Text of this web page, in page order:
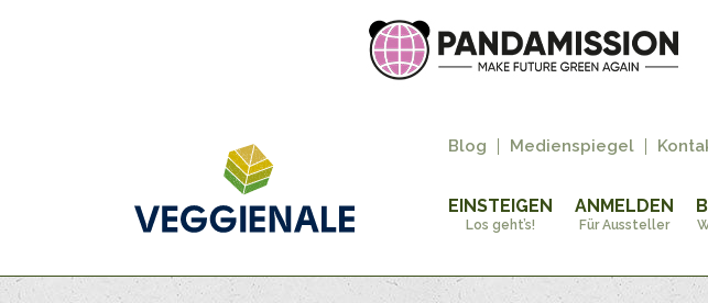
Blog Medienspiegel
EINSTEIGEN
Los geht’s!
ANMELDEN
Für Aussteller